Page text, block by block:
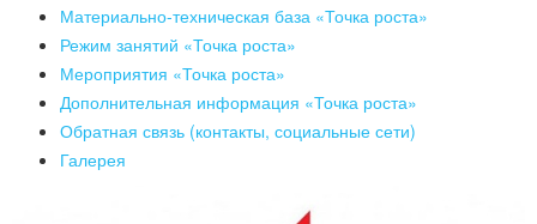
Материально-техническая база «Точка роста»
Режим занятий «Точка роста»
Мероприятия «Точка роста»
Дополнительная информация «Точка роста»
Обратная связь (контакты, социальные сети)
Галерея